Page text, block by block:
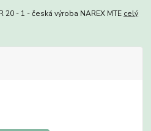
20 - 1 - česká výroba NAREX MTE celý